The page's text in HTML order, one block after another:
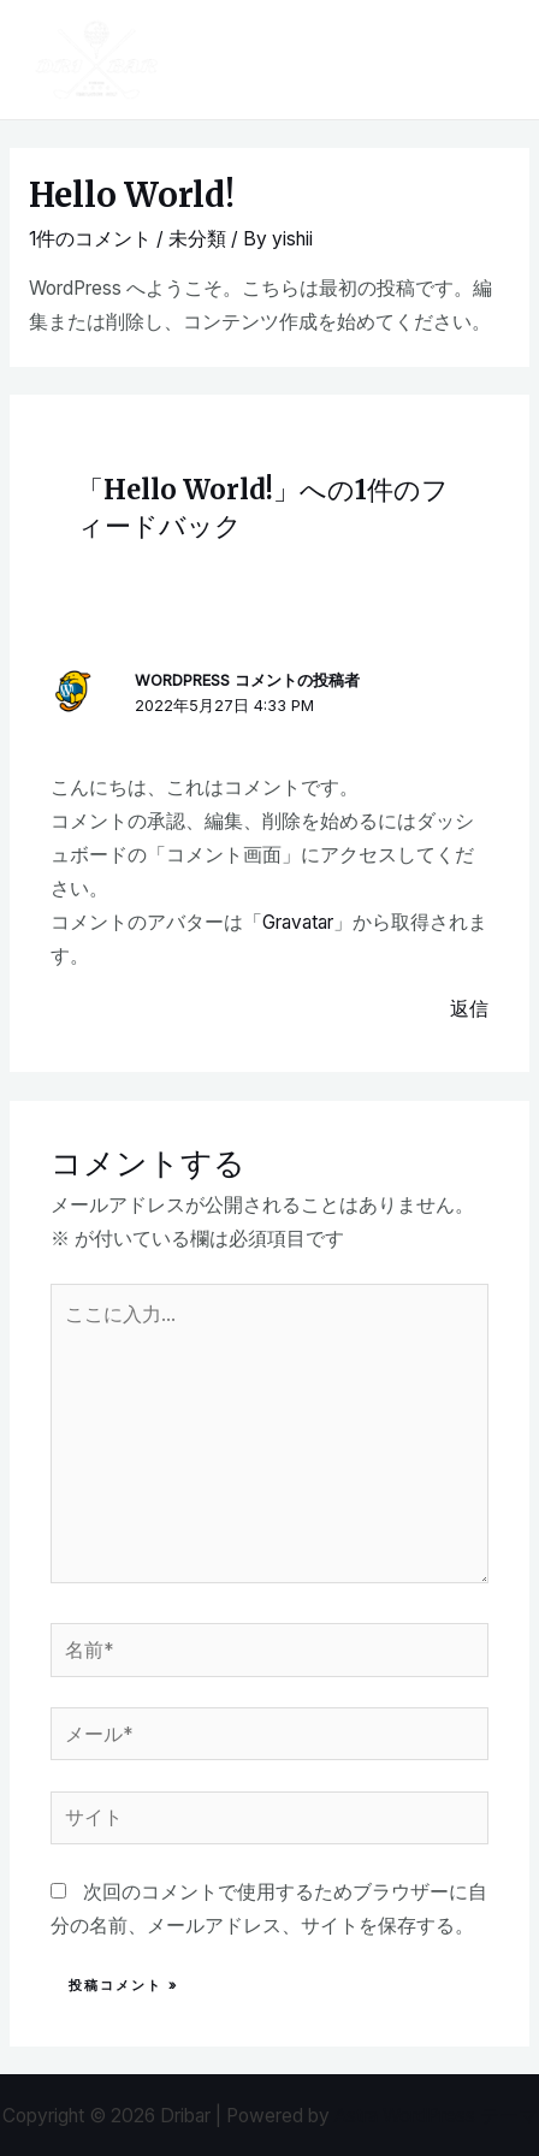
Hello World!
1件のコメント / 未分類/ By yishii
WordPress へようこそ。こちらは最初の投稿です。編
集または削除し、コンテンツ作成を始めてください。
「Hello World!」への1件のフ
ィードバック
WORDPRESS コメントの投稿者
2022年5月27日 4:33 PM
こんにちは、これはコメントです。
コメントの承認、編集、削除を始めるにはダッシ
ュボードの「コメント画面」にアクセスしてくだ
さい。
コメントのアバターは「Gravatar」から取得されま
す。
返信
コメントする
メールアドレスが公開されることはありません。
※ が付いている欄は必須項目です
次回のコメントで使用するためブラウザーに自
分の名前、メールアドレス、サイトを保存する。
Copyright © 2026 Dribar | Powered by